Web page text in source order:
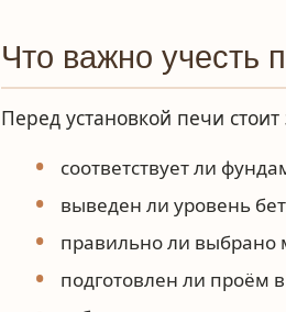
Что важно учесть
Перед установкой печи
соответствует ли
выведен ли уровень
правильно ли выбрано
подготовлен ли проём